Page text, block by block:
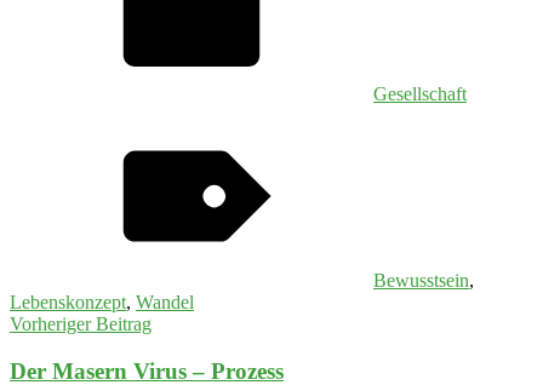
Gesellschaft
Bewusstsein,
Lebenskonzept, Wandel
Beitragsnavigation
Vorheriger Beitrag
Der Masern Virus – Prozess